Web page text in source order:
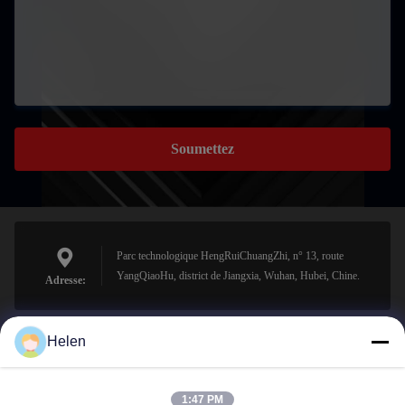
Soumettez
Adresse:
Parc technologique HengRuiChuangZhi, n° 13, route
YangQiaoHu, district de Jiangxia, Wuhan, Hubei, Chine.
sales@perfectlaser.net
Helen
1:47 PM